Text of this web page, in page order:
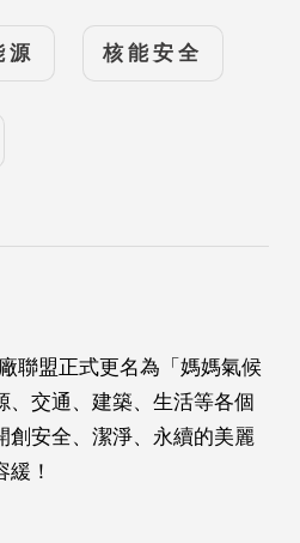
源 核能安全
聯盟正式更名為「媽媽氣候
、交通、建築、生活等各個
創安全、潔淨、永續的美麗
！